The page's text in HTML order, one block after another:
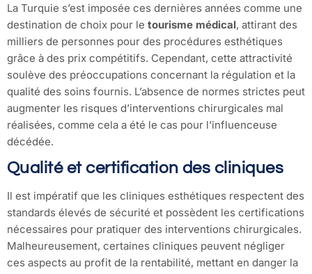
La Turquie s’est imposée ces dernières années comme une
destination de choix pour le tourisme médical, attirant des
milliers de personnes pour des procédures esthétiques
grâce à des prix compétitifs. Cependant, cette attractivité
soulève des préoccupations concernant la régulation et la
qualité des soins fournis. L’absence de normes strictes peut
augmenter les risques d’interventions chirurgicales mal
réalisées, comme cela a été le cas pour l’influenceuse
décédée.
Qualité et certification des cliniques
Il est impératif que les cliniques esthétiques respectent des
standards élevés de sécurité et possèdent les certifications
nécessaires pour pratiquer des interventions chirurgicales.
Malheureusement, certaines cliniques peuvent négliger
ces aspects au profit de la rentabilité, mettant en danger la